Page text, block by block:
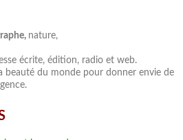
nature,
écrite, édition, radio et web.
beauté du monde pour donner envie de